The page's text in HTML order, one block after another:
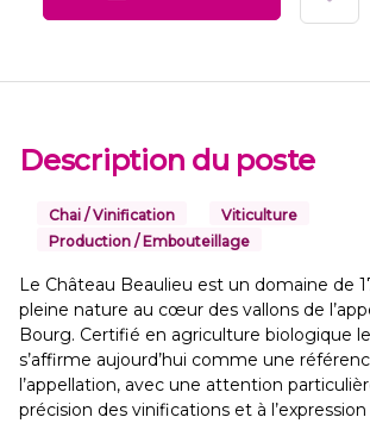
Description du poste
Chai / Vinification
Viticulture
Production / Embouteillage
Le Château Beaulieu est un domaine de
pleine nature au cœur des vallons de
Bourg. Certifié en agriculture biologique
s’affirme aujourd’hui comme une
l’appellation, avec une attention
précision des vinifications et à